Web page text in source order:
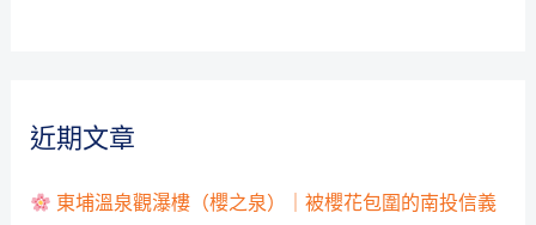
近期文章
東埔溫泉觀瀑樓（櫻之泉）｜被櫻花包圍的南投信義